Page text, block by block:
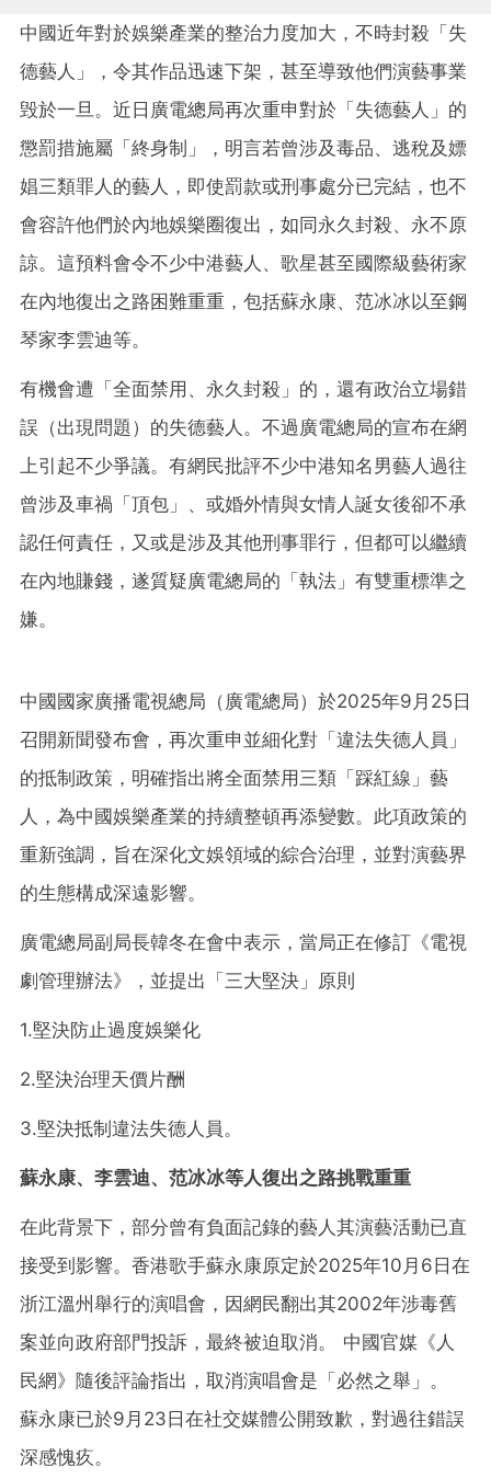
中國近年對於娛樂產業的整治力度加大，不時封殺「失
德藝人」，令其作品迅速下架，甚至導致他們演藝事業
毁於一旦。近日廣電總局再次重申對於「失德藝人」的
懲罰措施屬「終身制」，明言若曾涉及毒品、逃稅及嫖
娼三類罪人的藝人，即使罰款或刑事處分已完結，也不
會容許他們於內地娛樂圈復出，如同永久封殺、永不原
諒。這預料會令不少中港藝人、歌星甚至國際級藝術家
在內地復出之路困難重重，包括蘇永康、范冰冰以至鋼
琴家李雲迪等。
有機會遭「全面禁用、永久封殺」的，還有政治立場錯
誤（出現問題）的失德藝人。不過廣電總局的宣布在網
上引起不少爭議。有網民批評不少中港知名男藝人過往
曾涉及車禍「頂包」、或婚外情與女情人誕女後卻不承
認任何責任，又或是涉及其他刑事罪行，但都可以繼續
在內地賺錢，遂質疑廣電總局的「執法」有雙重標準之
嫌。
中國國家廣播電視總局（廣電總局）於2025年9月25日
召開新聞發布會，再次重申並細化對「違法失德人員」
的抵制政策，明確指出將全面禁用三類「踩紅線」藝
人，為中國娛樂產業的持續整頓再添變數。此項政策的
重新強調，旨在深化文娛領域的綜合治理，並對演藝界
的生態構成深遠影響。
廣電總局副局長韓冬在會中表示，當局正在修訂《電視
劇管理辦法》，並提出「三大堅決」原則
1.堅決防止過度娛樂化
2.堅決治理天價片酬
3.堅決抵制違法失德人員。
蘇永康、李雲迪、范冰冰等人復出之路挑戰重重
在此背景下，部分曾有負面記錄的藝人其演藝活動已直
接受到影響。香港歌手蘇永康原定於2025年10月6日在
浙江溫州舉行的演唱會，因網民翻出其2002年涉毒舊
案並向政府部門投訴，最終被迫取消。 中國官媒《人
民網》隨後評論指出，取消演唱會是「必然之舉」。
蘇永康已於9月23日在社交媒體公開致歉，對過往錯誤
深感愧疚。